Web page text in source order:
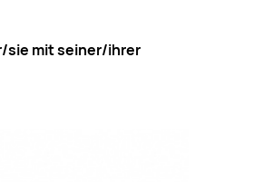
sie mit seiner/ihrer